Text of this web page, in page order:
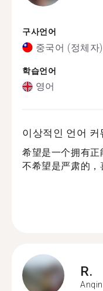
구사언어
중국어 (정체자)
학습언어
영어
이상적인 언어 커
希望是一个拥有正
不希望是严肃的，
R.